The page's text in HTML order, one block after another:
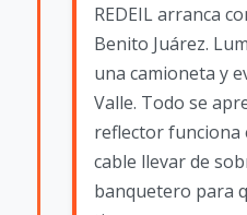
REDEIL arranca
Benito Juárez.
una camioneta y
Valle. Todo se
reflector funciona
cable llevar de
banquetero para